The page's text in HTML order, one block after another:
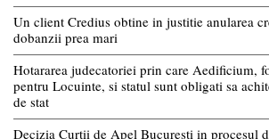
Un client Credius obtine in justitie anularea
dobanzii prea mari
Hotararea judecatoriei prin care Aedificium,
pentru Locuinte, si statul sunt obligati sa
de stat
Decizia Curtii de Apel Bucuresti in procesul